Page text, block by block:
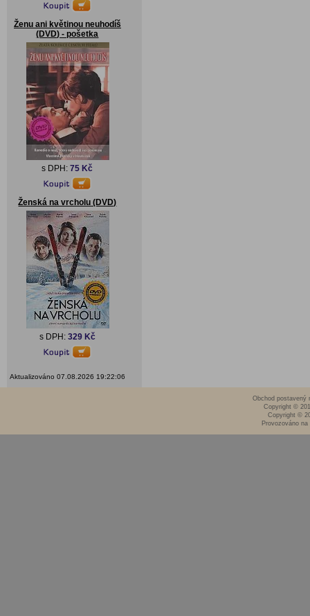
Ženu ani květinou neuhodíš
(DVD) - pošetka
s DPH:75 Kč
Ženská na vrcholu (DVD)
s DPH: 329 Kč
Aktualizováno 07.08.2026 19:22:06
Obchod postavený
Copyright ©
Copyright ©
Provozováno